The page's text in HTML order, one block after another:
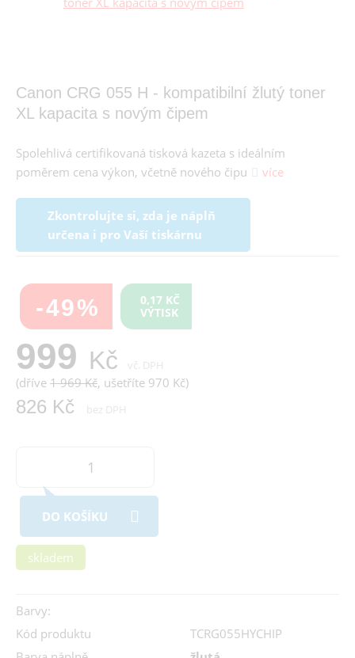
Canon CRG 055 H - kompatibilní žlutý toner
XL kapacita s novým čipem
Spolehlivá certifikovaná tisková kazeta s ideálním
poměrem cena výkon, včetně nového čipu
více
Zkontrolujte si, zda je náplň
určena i pro Vaší tiskárnu
-49%
0,17 KČ
VÝTISK
999 Kč vč. DPH
(dříve 1 969 Kč, ušetříte 970 Kč)
826 Kč bez DPH
DO KOŠÍKU
skladem
Barvy:
Kód produktu
TCRG055HYCHIP